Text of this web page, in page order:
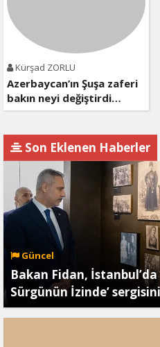
Kürşad ZORLU
Azerbaycan’ın Şuşa zaferi
bakın neyi değiştirdi…
Son Eklenen Haberler
Güncel
Bakan Fidan, İstanbul’da
Sürgünün İzinde’